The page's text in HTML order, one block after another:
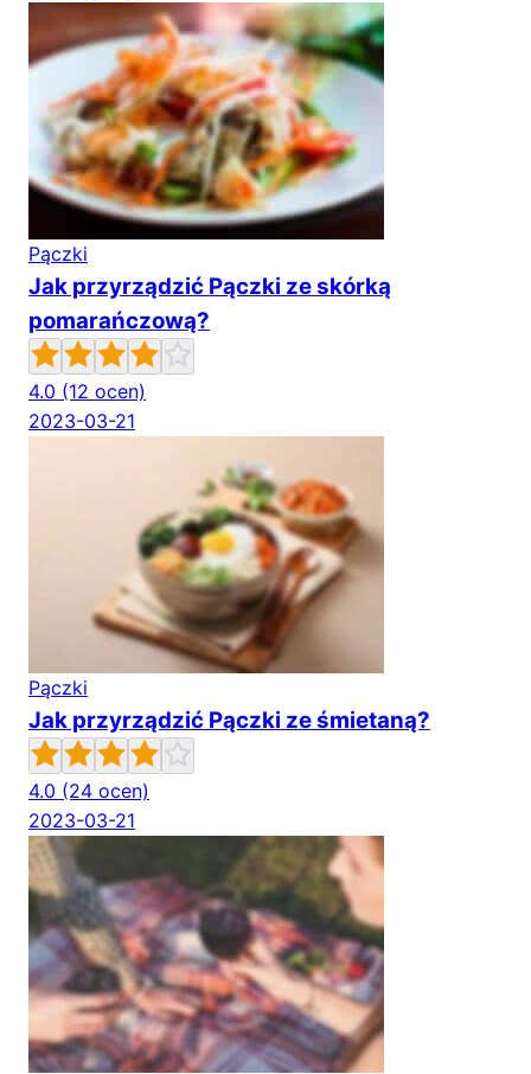
Pączki
Jak przyrządzić Pączki ze skórką
pomarańczową?
4.0 (12 ocen)
2023-03-21
Pączki
Jak przyrządzić Pączki ze śmietaną?
4.0 (24 ocen)
2023-03-21